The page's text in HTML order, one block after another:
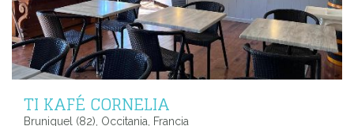
TI KAFÉ CORNELIA
Bruniquel (82), Occitania, Francia